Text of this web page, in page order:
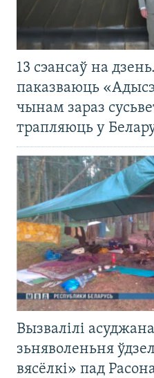
13 сэансаў на
паказваюць
чынам зараз
трапляюць у
Вызвалілі
зьняволеньня
вясёлкі» пад